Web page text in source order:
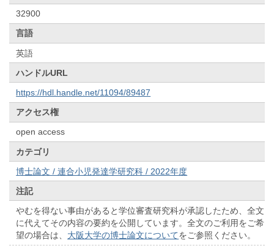
32900
言語
英語
ハンドルURL
https://hdl.handle.net/11094/89487
アクセス権
open access
カテゴリ
博士論文 / 連合小児発達学研究科 / 2022年度
注記
やむを得ない事由があると学位審査研究科が承認したため、全文
に代えてその内容の要約を公開しています。全文のご利用をご希
望の場合は、 大阪大学の博士論文についてをご参照ください。